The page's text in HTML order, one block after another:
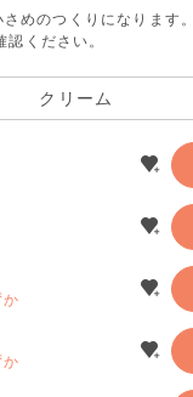
のつくりになります。
認ください。
クリーム